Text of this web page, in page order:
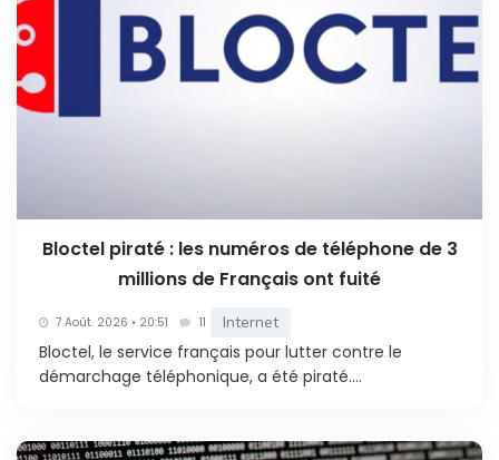
Bloctel piraté : les numéros de téléphone de 3
millions de Français ont fuité
7 Août. 2026 • 20:51 11 Internet
Bloctel, le service français pour lutter contre le
démarchage téléphonique, a été piraté....